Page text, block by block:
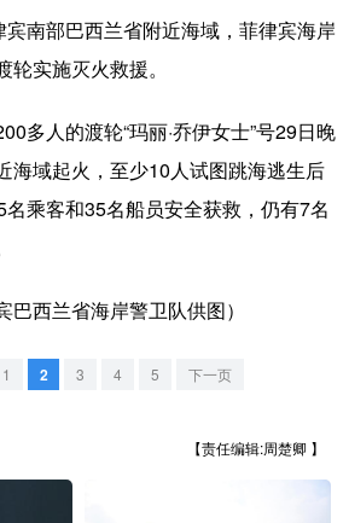
振兴 银龄
娱乐 时尚 悦读
一路 亚太网 上市公司
江苏
南部巴西兰省附近海域，菲律宾海岸
实施灭火救援。
人的渡轮“玛丽·乔伊女士”号29日晚
海域起火，至少10人试图跳海逃生后
乘客和35名船员安全获救，仍有7名
西兰省海岸警卫队供图）
1 2 3 4 5 下一页
【责任编辑:周楚卿 】